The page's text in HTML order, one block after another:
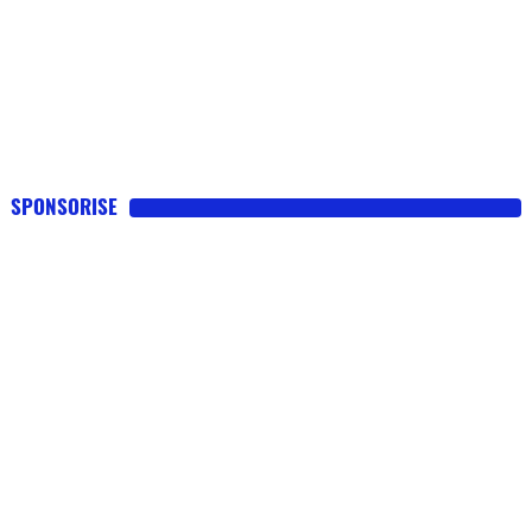
SPONSORISE